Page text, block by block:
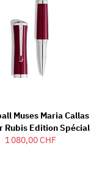
Muses Maria Callas
Rubis Edition Spécial
1 080,00 CHF